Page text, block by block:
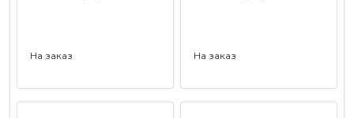
На заказ На заказ